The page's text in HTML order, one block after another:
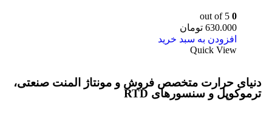
0
630.000 تومان
افزودن به سبد خرید
Quick View
دنیای حرارت متخصص فروش و مونتاژ المنت صنعتی،
ترموکوپل و سنسورهای RTD